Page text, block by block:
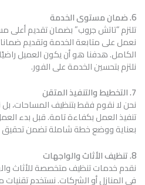
6. ضمان مستوى الخدمة
تلتزم “تاتش جروب” بضمان تقديم
نعمل على متابعة الخدمة وتقديم
الكامل. هدفنا هو أن يكون العميل
نلتزم بتحسين الخدمة على الفور.
7. التخطيط والتنفيذ المتقن
نحن لا نقوم فقط بتنظيف المساحات،
تنفيذ العمل بكفاءة تامة. قبل بدء
بعناية ووضع خطة شاملة تضمن تحقيق
8. تنظيف الأثاث والواجهات
نقدم خدمات تنظيف متخصصة للأثاث
في المنازل أو الشركات. نستخدم